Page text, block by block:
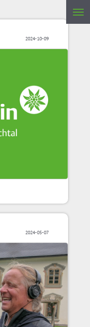
2024-10-09
2024-05-07